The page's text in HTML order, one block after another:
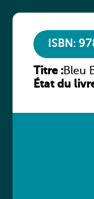
ISBN:
Titre :Bleu
État du